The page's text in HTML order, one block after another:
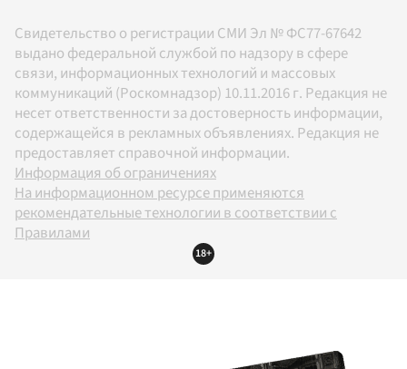
Свидетельство о регистрации СМИ Эл № ФС77-67642
выдано федеральной службой по надзору в сфере
связи, информационных технологий и массовых
коммуникаций (Роскомнадзор) 10.11.2016 г. Редакция не
несет ответственности за достоверность информации,
содержащейся в рекламных объявлениях. Редакция не
предоставляет справочной информации.
Информация об ограничениях
На информационном ресурсе применяются
рекомендательные технологии в соответствии с
Правилами
18+